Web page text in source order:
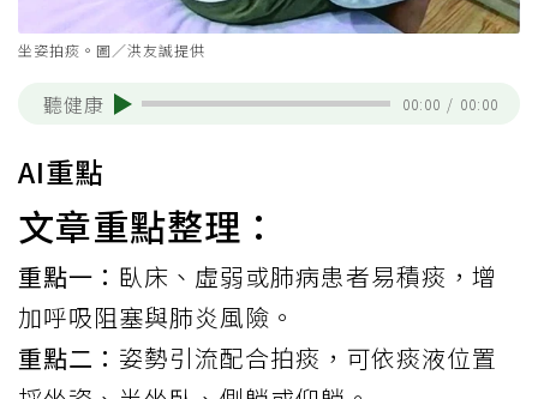
坐姿拍痰。圖／洪友誠提供
聽健康 00:00 / 00:00
AI重點
文章重點整理：
重點一： 臥床、虛弱或肺病患者易積痰，增
加呼吸阻塞與肺炎風險。
重點二： 姿勢引流配合拍痰，可依痰液位置